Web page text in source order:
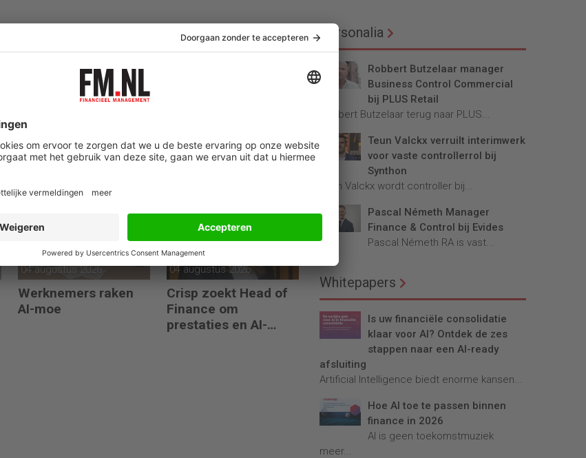
Manager Finance &
kandidatuur Klaas
04 augustus 2026
Werknemers raken
AI-moe
04 augustus 2026
Crisp zoekt Head of
Finance om
prestaties en AI-
Personalia
Robbert Butzelaar manager
Business Control Commercial
bij PLUS Retail
Robbert Butzelaar terug naar PLUS...
Teun Valckx verruilt interimwerk
voor vaste controllerrol bij
Synthon
Teun Valckx wordt controller bij...
Pascal Németh Manager
Finance & Control bij Evides
Pascal Németh RA is vast...
Whitepapers
Is uw financiële consolidatie
klaar voor AI? Ontdek de zes
stappen naar een AI-ready
afsluiting
Artificial Intelligence biedt enorme kansen...
Hoe AI toe te passen binnen
finance in 2026
AI is geen toekomstmuziek
meer...